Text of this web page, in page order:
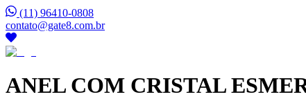
(11) 96410-0808
contato@gate8.com.br
ANEL COM CRISTAL